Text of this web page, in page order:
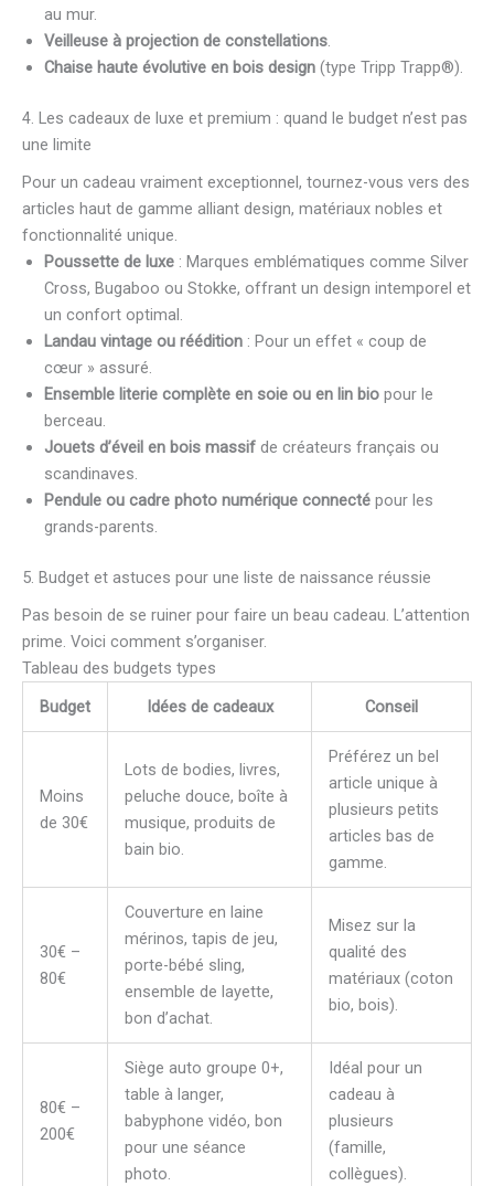
au mur.
Veilleuse à projection de constellations.
Chaise haute évolutive en bois design (type Tripp Trapp®).
4. Les cadeaux de luxe et premium : quand le budget n’est pas
une limite
Pour un cadeau vraiment exceptionnel, tournez-vous vers des
articles haut de gamme alliant design, matériaux nobles et
fonctionnalité unique.
Poussette de luxe : Marques emblématiques comme Silver
Cross, Bugaboo ou Stokke, offrant un design intemporel et
un confort optimal.
Landau vintage ou réédition : Pour un effet « coup de
cœur » assuré.
Ensemble literie complète en soie ou en lin bio pour le
berceau.
Jouets d’éveil en bois massif de créateurs français ou
scandinaves.
Pendule ou cadre photo numérique connecté pour les
grands-parents.
5. Budget et astuces pour une liste de naissance réussie
Pas besoin de se ruiner pour faire un beau cadeau. L’attention
prime. Voici comment s’organiser.
Tableau des budgets types
Budget
Idées de cadeaux Conseil
Moins
de 30€
Lots de bodies, livres,
peluche douce, boîte à
musique, produits de
bain bio.
Préférez un bel
article unique à
plusieurs petits
articles bas de
gamme.
30€ –
80€
Couverture en laine
mérinos, tapis de jeu,
porte-bébé sling,
ensemble de layette,
bon d’achat.
Misez sur la
qualité des
matériaux (coton
bio, bois).
80€ –
200€
Siège auto groupe 0+,
table à langer,
babyphone vidéo, bon
pour une séance
photo.
Idéal pour un
cadeau à
plusieurs
(famille,
collègues).